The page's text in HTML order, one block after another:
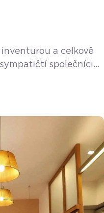
a celkově
společníci
pomáhat svým
životní styl,
udržovat se
zad, protože nic […]